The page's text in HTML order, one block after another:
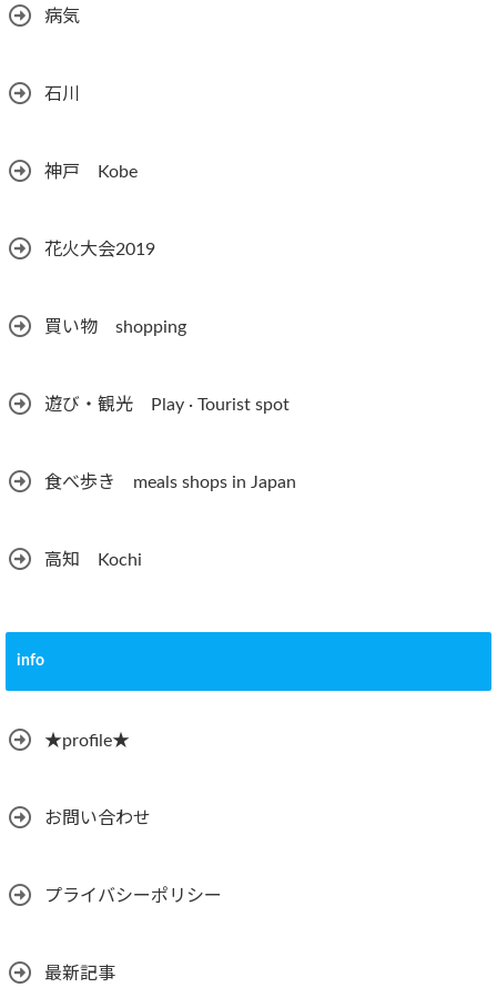
病気
石川
神戸 Kobe
花火大会2019
買い物 shopping
遊び・観光 Play · Tourist spot
食べ歩き meals shops in Japan
高知 Kochi
info
★profile★
お問い合わせ
プライバシーポリシー
最新記事